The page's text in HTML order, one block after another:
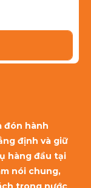
đón hành
định và giữ
hàng đầu tại
nói chung,